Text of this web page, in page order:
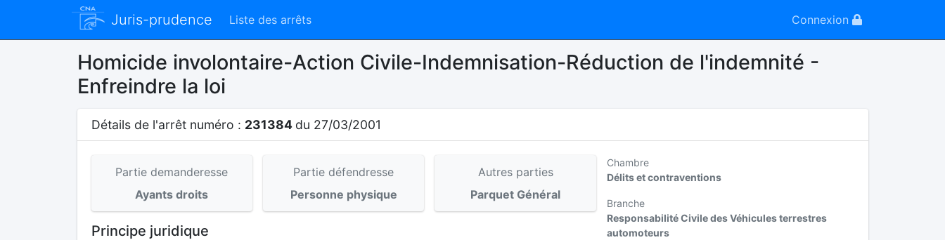
Juris-prudence Liste des arrêts Connexion
Homicide involontaire-Action Civile-Indemnisation-Réduction de l'indemnité -
Enfreindre la loi
Détails de l'arrêt numéro : 231384 du 27/03/2001
Partie demanderesse
Ayants droits
Partie défendresse
Personne physique
Autres parties
Parquet Général
Principe juridique
Chambre
Délits et contraventions
Branche
Responsabilité Civile des Véhicules terrestres
automoteurs